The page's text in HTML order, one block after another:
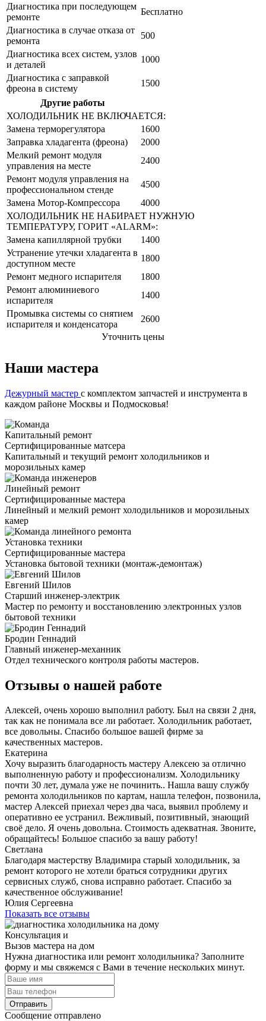
Диагностика при последующем
ремонте
Бесплатно
Диагностика в случае отказа от
ремонта
500
Диагностика всех систем, узлов
и деталей
1000
Диагностика с заправкой
фреона в систему
1500
Другие работы
ХОЛОДИЛЬНИК НЕ ВКЛЮЧАЕТСЯ:
Замена терморегулятора
1600
Заправка хладагента (фреона)
2000
Мелкий ремонт модуля
управления на месте
2400
Ремонт модуля управления на
профессиональном стенде
4500
Замена Мотор-Компрессора
4000
ХОЛОДИЛЬНИК НЕ НАБИРАЕТ НУЖНУЮ
ТЕМПЕРАТУРУ, ГОРИТ «ALARM»:
Замена капиллярной трубки
1400
Устранение утечки хладагента в
доступном месте
1800
Ремонт медного испарителя
1800
Ремонт алюминиевого
испарителя
1400
Промывка системы со снятием
испарителя и конденсатора
2600
Уточнить цены
Наши мастера
Дежурный мастер с комплектом запчастей и инструмента в
каждом районе Москвы и Подмосковья!
Капитальный ремонт
Сертифицированные матсера
Капитальный и текущий ремонт холодильников и
морозильных камер
Линейный ремонт
Сертифицированные мастера
Линейный и мелкий ремонт холодильников и морозильных
камер
Установка техники
Сертифицированные мастера
Установка бытовой техники (монтаж-демонтаж)
Евгений Шилов
Старший инженер-электрик
Мастер по ремонту и восстановлению электронных узлов
бытовой техники
Бродин Геннадий
Главный инженер-механник
Отдел технического контроля работы мастеров.
Отзывы о нашей работе
Алексей, очень хорошо выполнил работу. Был на связи 2 дня,
так как не понимала все ли работает. Холодильник работает,
все довольны. Спасибо большое вашей фирме за
качественных мастеров.
Екатерина
Хочу выразить благодарность мастеру Алексею за отлично
выполненную работу и профессионализм. Холодильнику
почти 30 лет, думала уже не починить.. Нашла вашу службу
ремонта холодильников по картам, нашла телефон, позвонила,
мастер Алексей приехал через два часа, выявил проблему и
оперативно ее устранил. Вежливый, позитивный, знающий
своё дело. Я очень довольна. Стоимость адекватная. Звоните,
обращайтесь! Большое спасибо за вашу работу!
Светлана
Благодаря мастерству Владимира старый холодильник, за
ремонт которого не хотели браться сотрудники других
сервисных служб, снова исправно работает. Спасибо за
качественное обслуживание!
Юлия Сергеевна
Показать все отзывы
Консультация и
Вызов мастера на дом
Нужна диагностика или ремонт холодильника? Заполните
форму и мы свяжемся с Вами в течение нескольких минут.
Отправить
Сообщение отправлено